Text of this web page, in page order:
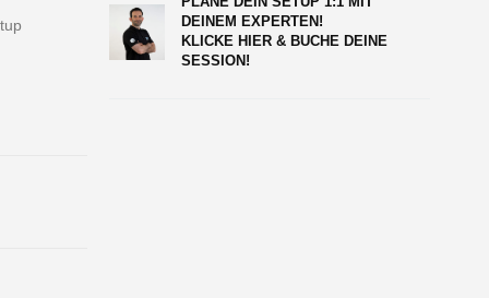
DEINEM EXPERTEN!
KLICKE HIER & BUCHE DEINE
SESSION!